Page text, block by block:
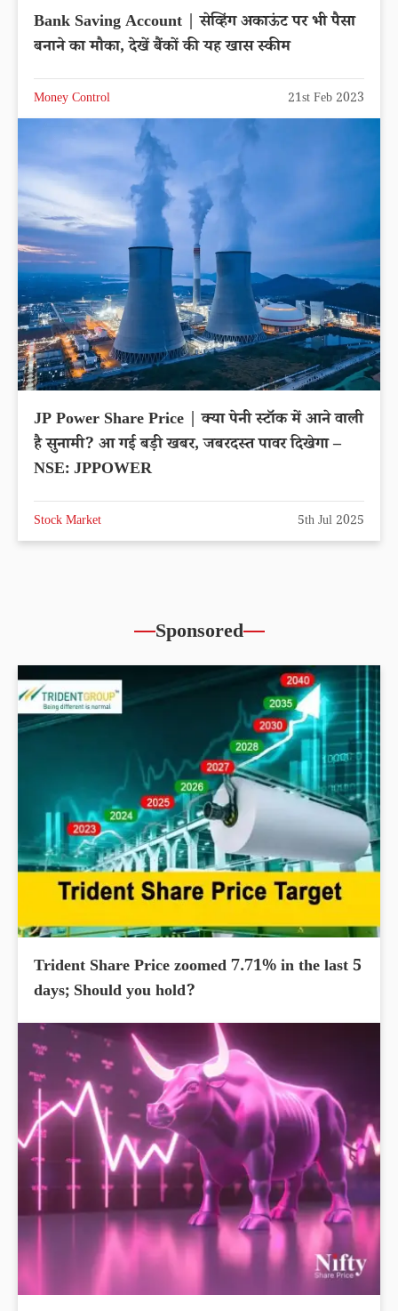
Bank Saving Account | सेव्हिंग अकाऊंट पर भी पैसा
बनाने का मौका, देखें बैंकों की यह खास स्कीम
Money Control 21st Feb 2023
JP Power Share Price | क्या पेनी स्टॉक में आने वाली
है सुनामी? आ गई बड़ी खबर, जबरदस्त पावर दिखेगा –
NSE: JPPOWER
Stock Market 5th Jul 2025
Sponsored
Trident Share Price zoomed 7.71% in the last 5
days; Should you hold?